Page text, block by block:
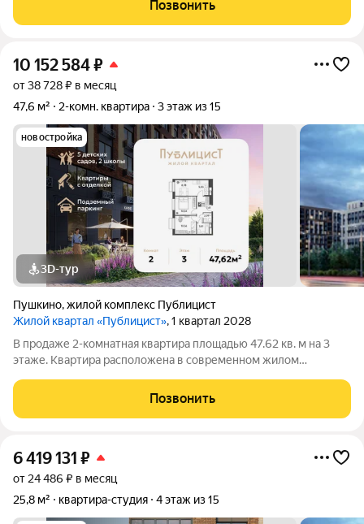
Квартира расположена в современном
Позвонить
10 152 584₽
от 38 728 ₽ в месяц
47,6 м²
2-комн. квартира 3 этаж из 15
новостройка
3D-тур
Пушкино,жилой комплекс Публицист
Жилой квартал «Публицист», 1 квартал 2028
В продаже 2-комнатная квартира площадью 47.62 кв. м на 3
этаже. Квартира расположена в современном жилом
комнатная квартира площадью 62.46 кв. м на 10 этаже.
Квартира расположена в современном
Позвонить
6 419 131 ₽
от 24 486 ₽ в месяц
25,8 м²
квартира-студия 4 этаж из 15